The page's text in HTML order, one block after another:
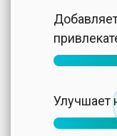
Улучшает